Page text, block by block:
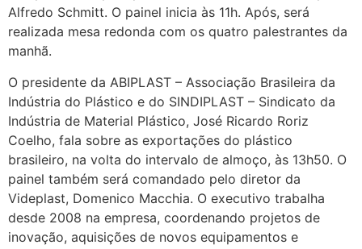
Alfredo Schmitt. O painel inicia às 11h. Após, será
realizada mesa redonda com os quatro palestrantes da
manhã.
O presidente da ABIPLAST – Associação Brasileira da
Indústria do Plástico e do SINDIPLAST – Sindicato da
Indústria de Material Plástico, José Ricardo Roriz
Coelho, fala sobre as exportações do plástico
brasileiro, na volta do intervalo de almoço, às 13h50. O
painel também será comandado pelo diretor da
Videplast, Domenico Macchia. O executivo trabalha
desde 2008 na empresa, coordenando projetos de
inovação, aquisições de novos equipamentos e